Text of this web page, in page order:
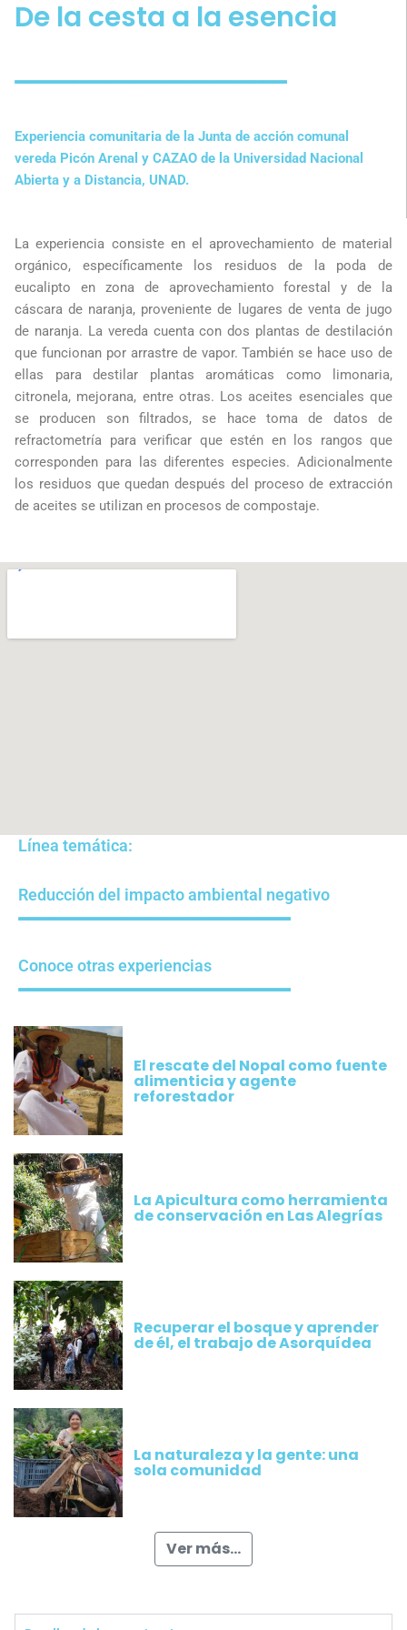
De la cesta a la esencia
Experiencia comunitaria de la Junta de acción comunal
vereda Picón Arenal y CAZAO de la Universidad Nacional
Abierta y a Distancia, UNAD.
La experiencia consiste en el aprovechamiento de material
orgánico, específicamente los residuos de la poda de
eucalipto en zona de aprovechamiento forestal y de la
cáscara de naranja, proveniente de lugares de venta de jugo
de naranja. La vereda cuenta con dos plantas de destilación
que funcionan por arrastre de vapor. También se hace uso de
ellas para destilar plantas aromáticas como limonaria,
citronela, mejorana, entre otras. Los aceites esenciales que
se producen son filtrados, se hace toma de datos de
refractometría para verificar que estén en los rangos que
corresponden para las diferentes especies. Adicionalmente
los residuos que quedan después del proceso de extracción
de aceites se utilizan en procesos de compostaje.
Línea temática:
Reducción del impacto ambiental negativo
Conoce otras experiencias
El rescate del Nopal como fuente
alimenticia y agente
reforestador
La Apicultura como herramienta
de conservación en Las Alegrías
Recuperar el bosque y aprender
de él, el trabajo de Asorquídea
La naturaleza y la gente: una
sola comunidad
Ver más...